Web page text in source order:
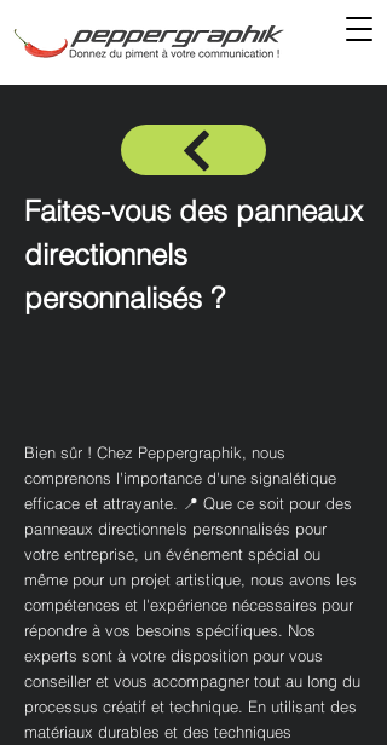
Faites-vous des panneaux
directionnels
personnalisés ?
Bien sûr ! Chez Peppergraphik, nous
comprenons l'importance d'une signalétique
efficace et attrayante. 📍 Que ce soit pour des
panneaux directionnels personnalisés pour
votre entreprise, un événement spécial ou
même pour un projet artistique, nous avons les
compétences et l'expérience nécessaires pour
répondre à vos besoins spécifiques. Nos
experts sont à votre disposition pour vous
conseiller et vous accompagner tout au long du
processus créatif et technique. En utilisant des
matériaux durables et des techniques